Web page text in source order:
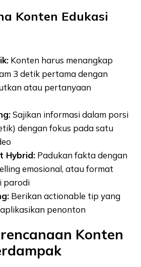
Konten Edukasi
Konten harus menangkap
3 detik pertama dengan
atau pertanyaan
Sajikan informasi dalam porsi
dengan fokus pada satu
Hybrid: Padukan fakta dengan
emosional, atau format
parodi
Berikan actionable tip yang
penonton
Konten